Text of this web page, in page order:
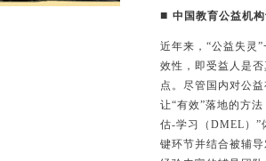
■ 中国教育公益机
近年来，“公益失灵
效性，即受益人是
点。尽管国内对公
让“有效”落地的方
估-学习（DMEL）”
键环节并结合被辅